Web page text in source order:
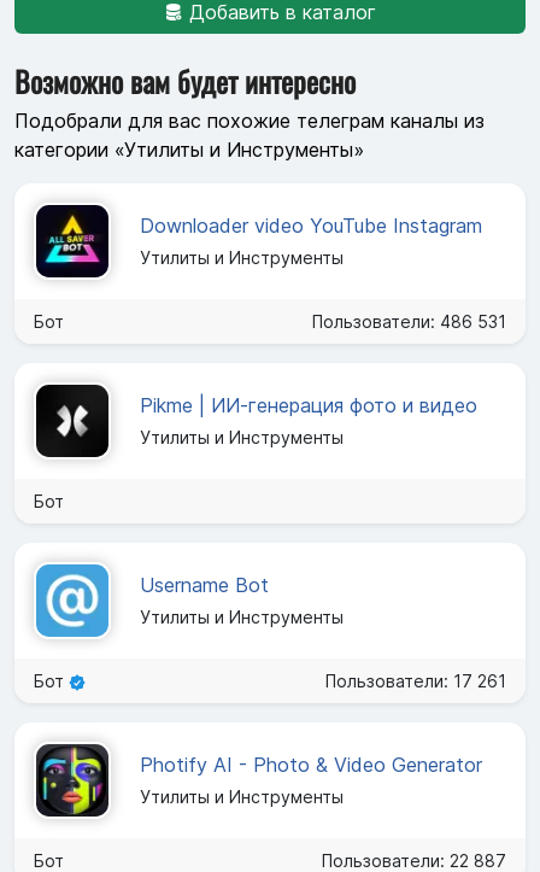
Добавить в каталог
Возможно вам будет интересно
Подобрали для вас похожие телеграм каналы из
категории «Утилиты и Инструменты»
Downloader video YouTube Instagram
Утилиты и Инструменты
Бот Пользователи: 486 531
Pikme | ИИ-генерация фото и видео
Утилиты и Инструменты
Бот
Username Bot
Утилиты и Инструменты
Бот Пользователи: 17 261
Photify AI - Photo & Video Generator
Утилиты и Инструменты
Бот Пользователи: 22 887